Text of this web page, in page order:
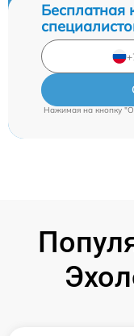
Бесплатная
Нажимая на кнопку